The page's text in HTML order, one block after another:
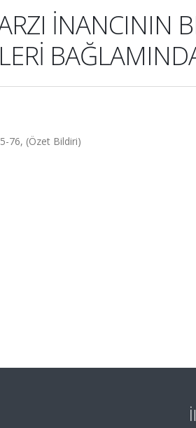
İNANCININ
76, (Özet Bildiri)